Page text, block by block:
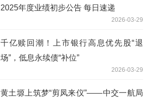
2025年度业绩初步公告 每日速递
2026-03-29
千亿赎回潮！上市银行高息优先股“退
场”，低息永续债“补位”
2026-03-29
黄土塬上筑梦“剪凤来仪”——中交一航局